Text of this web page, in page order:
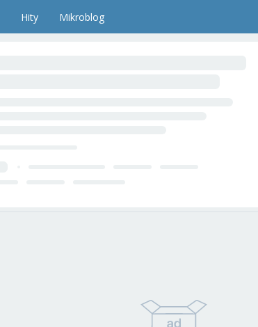
Hity Mikroblog